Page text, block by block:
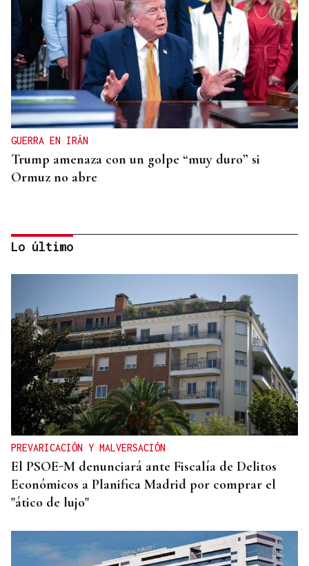
GUERRA EN IRÁN
Trump amenaza con un golpe “muy duro” si
Ormuz no abre
REPRESENTANTE DE EEUU EN BRASILIA
EEUU revoca el visado de la embajadora de Brasil
en el Washington
Lo último
PREVARICACIÓN Y MALVERSACIÓN
El PSOE-M denunciará ante Fiscalía de Delitos
Económicos a Planifica Madrid por comprar el
"ático de lujo"